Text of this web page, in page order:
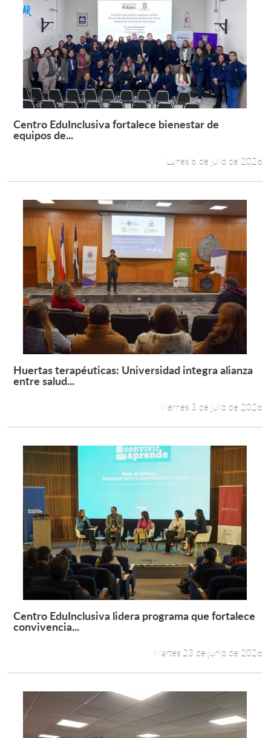
Leer más +
Centro EduInclusiva fortalece bienestar de
equipos de...
Lunes 6 de julio de 2026
Leer más +
Huertas terapéuticas: Universidad integra alianza
entre salud...
Viernes 3 de julio de 2026
Leer más +
Centro EduInclusiva lidera programa que fortalece
convivencia...
Martes 23 de junio de 2026